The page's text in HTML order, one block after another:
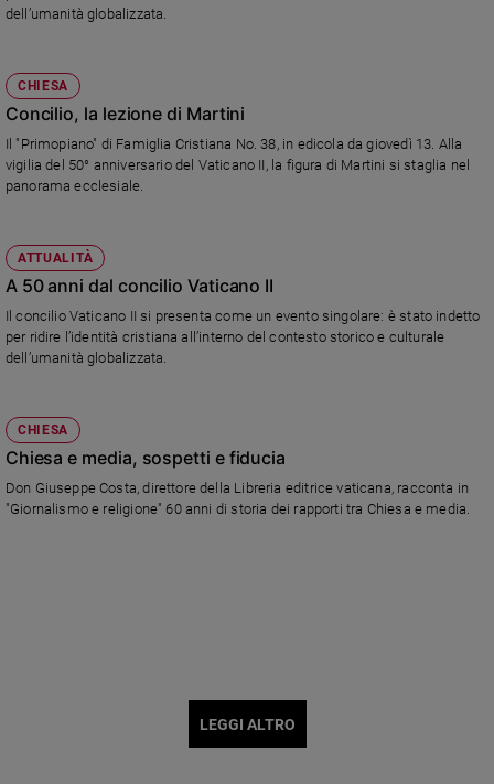
dell’umanità globalizzata.
CHIESA
Concilio, la lezione di Martini
Il "Primopiano" di Famiglia Cristiana No. 38, in edicola da giovedì 13. Alla
vigilia del 50° anniversario del Vaticano II, la figura di Martini si staglia nel
panorama ecclesiale.
ATTUALITÀ
A 50 anni dal concilio Vaticano II
Il concilio Vaticano II si presenta come un evento singolare: è stato indetto
per ridire l’identità cristiana all’interno del contesto storico e culturale
dell’umanità globalizzata.
CHIESA
Chiesa e media, sospetti e fiducia
Don Giuseppe Costa, direttore della Libreria editrice vaticana, racconta in
"Giornalismo e religione" 60 anni di storia dei rapporti tra Chiesa e media.
LEGGI ALTRO